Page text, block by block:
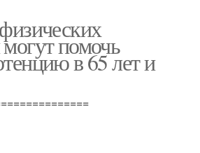
помочь
в 65 лет и